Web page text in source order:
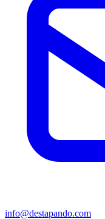
info@destapando.com